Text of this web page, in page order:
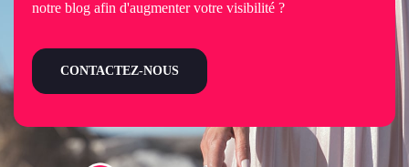
notre blog afin d'augmenter votre visibilité ?
CONTACTEZ-NOUS